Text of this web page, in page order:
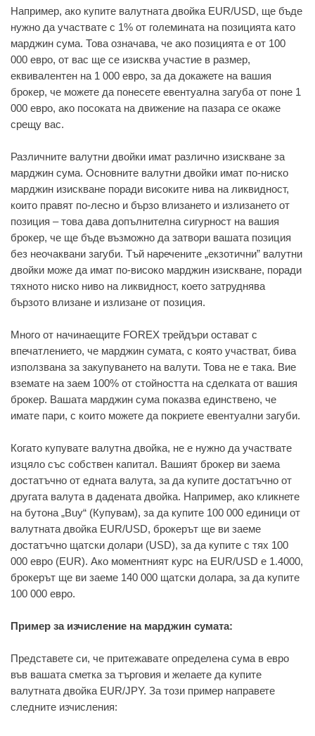
Например, ако купите валутната двойка EUR/USD, ще бъде
нужно да участвате с 1% от големината на позицията като
марджин сума. Това означава, че ако позицията е от 100
000 евро, от вас ще се изисква участие в размер,
еквивалентен на 1 000 евро, за да докажете на вашия
брокер, че можете да понесете евентуална загуба от поне 1
000 евро, ако посоката на движение на пазара се окаже
срещу вас.
Различните валутни двойки имат различно изискване за
марджин сума. Основните валутни двойки имат по-ниско
марджин изискване поради високите нива на ликвидност,
които правят по-лесно и бързо влизането и излизането от
позиция – това дава допълнителна сигурност на вашия
брокер, че ще бъде възможно да затвори вашата позиция
без неочаквани загуби. Тъй наречените „екзотични” валутни
двойки може да имат по-високо марджин изискване, поради
тяхното ниско ниво на ликвидност, което затруднява
бързото влизане и излизане от позиция.
Много от начинаещите FOREX трейдъри остават с
впечатлението, че марджин сумата, с която участват, бива
използвана за закупуването на валути. Това не е така. Вие
вземате на заем 100% от стойността на сделката от вашия
брокер. Вашата марджин сума показва единствено, че
имате пари, с които можете да покриете евентуални загуби.
Когато купувате валутна двойка, не е нужно да участвате
изцяло със собствен капитал. Вашият брокер ви заема
достатъчно от едната валута, за да купите достатъчно от
другата валута в дадената двойка. Например, ако кликнете
на бутона „Buy“ (Купувам), за да купите 100 000 единици от
валутната двойка EUR/USD, брокерът ще ви заеме
достатъчно щатски долари (USD), за да купите с тях 100
000 евро (EUR). Ако моментният курс на EUR/USD е 1.4000,
брокерът ще ви заеме 140 000 щатски долара, за да купите
100 000 евро.
Пример за изчисление на марджин сумата:
Представете си, че притежавате определена сума в евро
във вашата сметка за търговия и желаете да купите
валутната двойка EUR/JPY. За този пример направете
следните изчисления: